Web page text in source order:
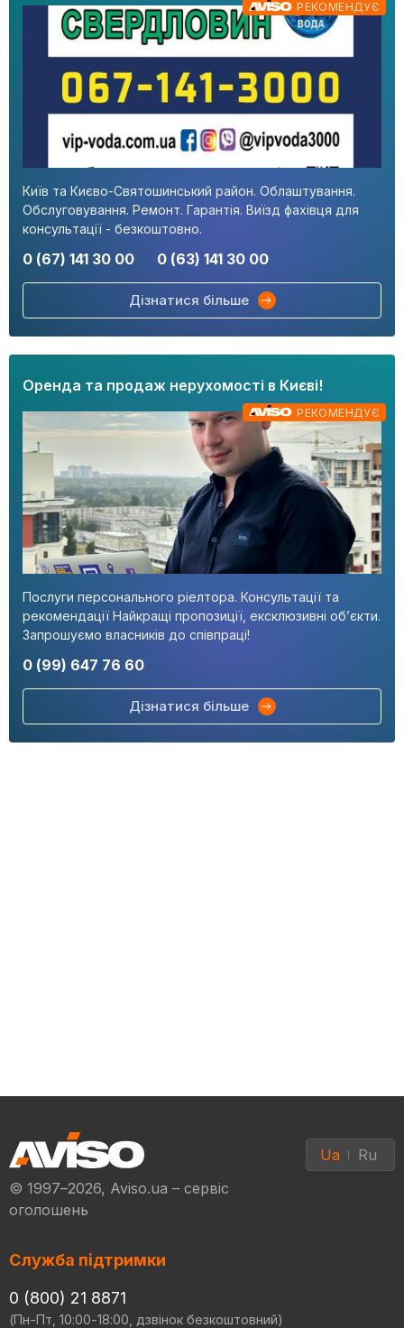
Київ та Києво-Святошинський район. Облаштування.
Обслуговування. Ремонт. Гарантія. Виїзд фахівця для
консультації - безкоштовно.
0 (67) 141 30 00 0 (63) 141 30 00
Дізнатися більше
РЕКОМЕНДУЄ
Послуги персонального ріелтора. Консультації та
рекомендації Найкращі пропозиції, ексклюзивні об’єкти.
Запрошуємо власників до співпраці!
0 (99) 647 76 60
Дізнатися більше
Оренда та продаж нерухомості в Києві!
РЕКОМЕНДУЄ
© 1997–2026, Aviso.ua – сервіс
оголошень
Ua Ru
Служба підтримки
0 (800) 21 8871
(Пн-Пт, 10:00-18:00, дзвінок безкоштовний)